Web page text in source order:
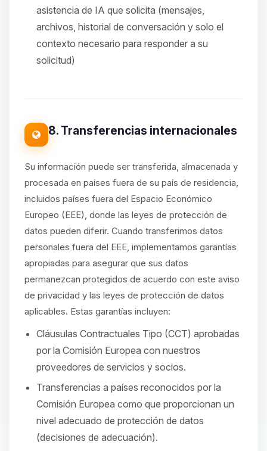
asistencia de IA que solicita (mensajes,
archivos, historial de conversación y solo el
contexto necesario para responder a su
solicitud)
8. Transferencias internacionales
Su información puede ser transferida, almacenada y
procesada en países fuera de su país de residencia,
incluidos países fuera del Espacio Económico
Europeo (EEE), donde las leyes de protección de
datos pueden diferir. Cuando transferimos datos
personales fuera del EEE, implementamos garantías
apropiadas para asegurar que sus datos
permanezcan protegidos de acuerdo con este aviso
de privacidad y las leyes de protección de datos
aplicables. Estas garantías incluyen:
Cláusulas Contractuales Tipo (CCT) aprobadas
por la Comisión Europea con nuestros
proveedores de servicios y socios.
Transferencias a países reconocidos por la
Comisión Europea como que proporcionan un
nivel adecuado de protección de datos
(decisiones de adecuación).